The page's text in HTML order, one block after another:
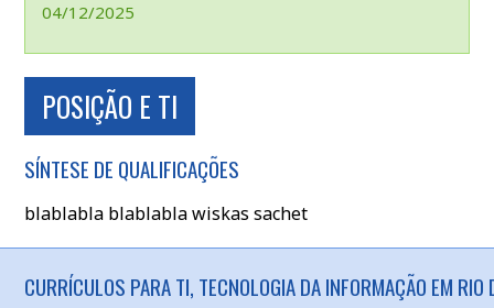
04/12/2025
POSIÇÃO E TI
SÍNTESE DE QUALIFICAÇÕES
blablabla blablabla wiskas sachet
CURRÍCULOS PARA TI, TECNOLOGIA DA INFORMAÇÃO EM RIO